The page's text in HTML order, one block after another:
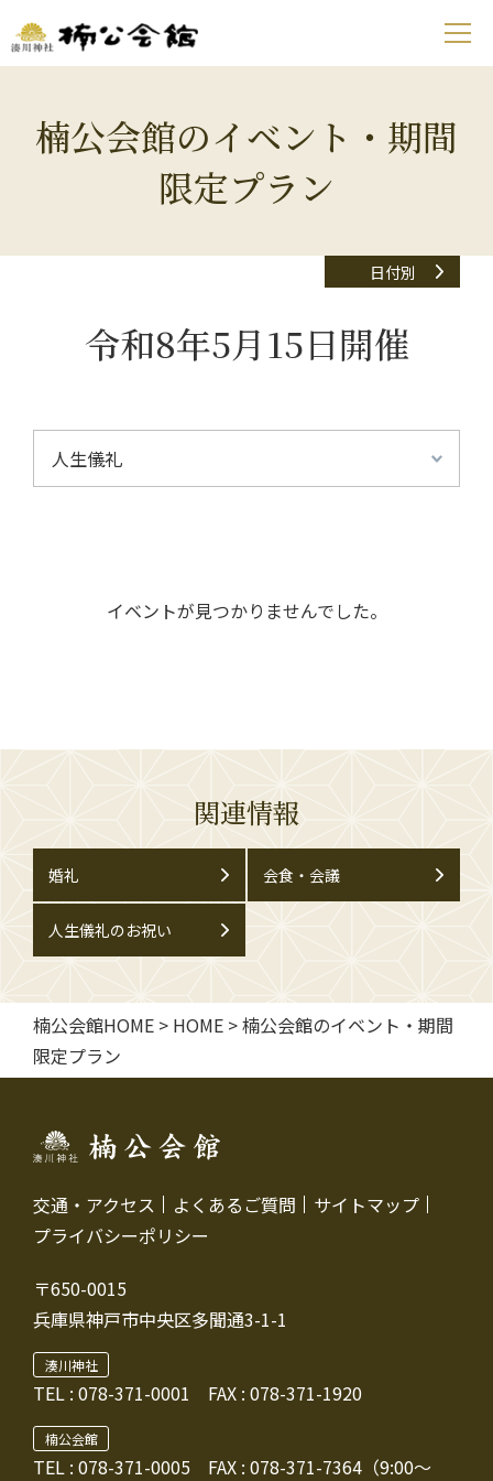
楠公会館のイベント・期間
限定プラン
日付別
令和8年5月15日開催
イベントが見つかりませんでした。
関連情報
婚礼 会食・会議
人生儀礼のお祝い
楠公会館HOME > HOME >楠公会館のイベント・期間
限定プラン
交通・アクセス よくあるご質問
サイトマップ
プライバシーポリシー
〒650-0015
兵庫県神戸市中央区多聞通3-1-1
湊川神社
TEL : 078-371-0001 FAX : 078-371-1920
楠公会館
TEL : 078-371-0005 FAX : 078-371-7364（9:00～